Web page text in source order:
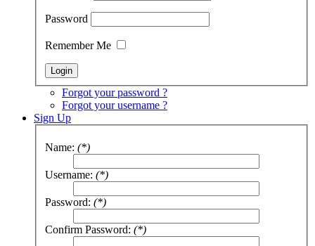
Password
Remember Me
Forgot your password ?
Forgot your username ?
Sign Up
Name: (*)
Username: (*)
Password: (*)
Confirm Password: (*)